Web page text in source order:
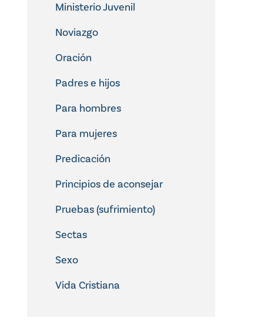
Ministerio Juvenil
Noviazgo
Oración
Padres e hijos
Para hombres
Para mujeres
Predicación
Principios de aconsejar
Pruebas (sufrimiento)
Sectas
Sexo
Vida Cristiana